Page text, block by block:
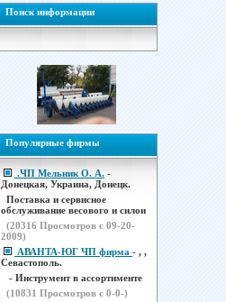
Поиск информации
Популярные фирмы
.ЧП Мельник О. А. -
Донецкая, Украина, Донецк.
Поставка и сервисное
обслуживание весового и силои
(20316 Просмотров с 09-20-
2009)
АВАНТА-ЮГ ЧП фирма - , ,
Севастополь.
- Инструмент в ассортименте
(10831 Просмотров с 0-0-)